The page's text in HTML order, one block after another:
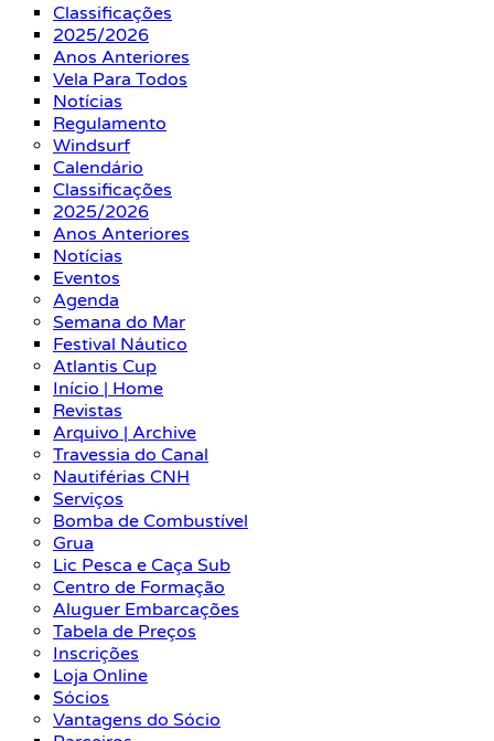
Classificações
2025/2026
Anos Anteriores
Vela Para Todos
Notícias
Regulamento
Windsurf
Calendário
Classificações
2025/2026
Anos Anteriores
Notícias
Eventos
Agenda
Semana do Mar
Festival Náutico
Atlantis Cup
Início | Home
Revistas
Arquivo | Archive
Travessia do Canal
Nautiférias CNH
Serviços
Bomba de Combustível
Grua
Lic Pesca e Caça Sub
Centro de Formação
Aluguer Embarcações
Tabela de Preços
Inscrições
Loja Online
Sócios
Vantagens do Sócio